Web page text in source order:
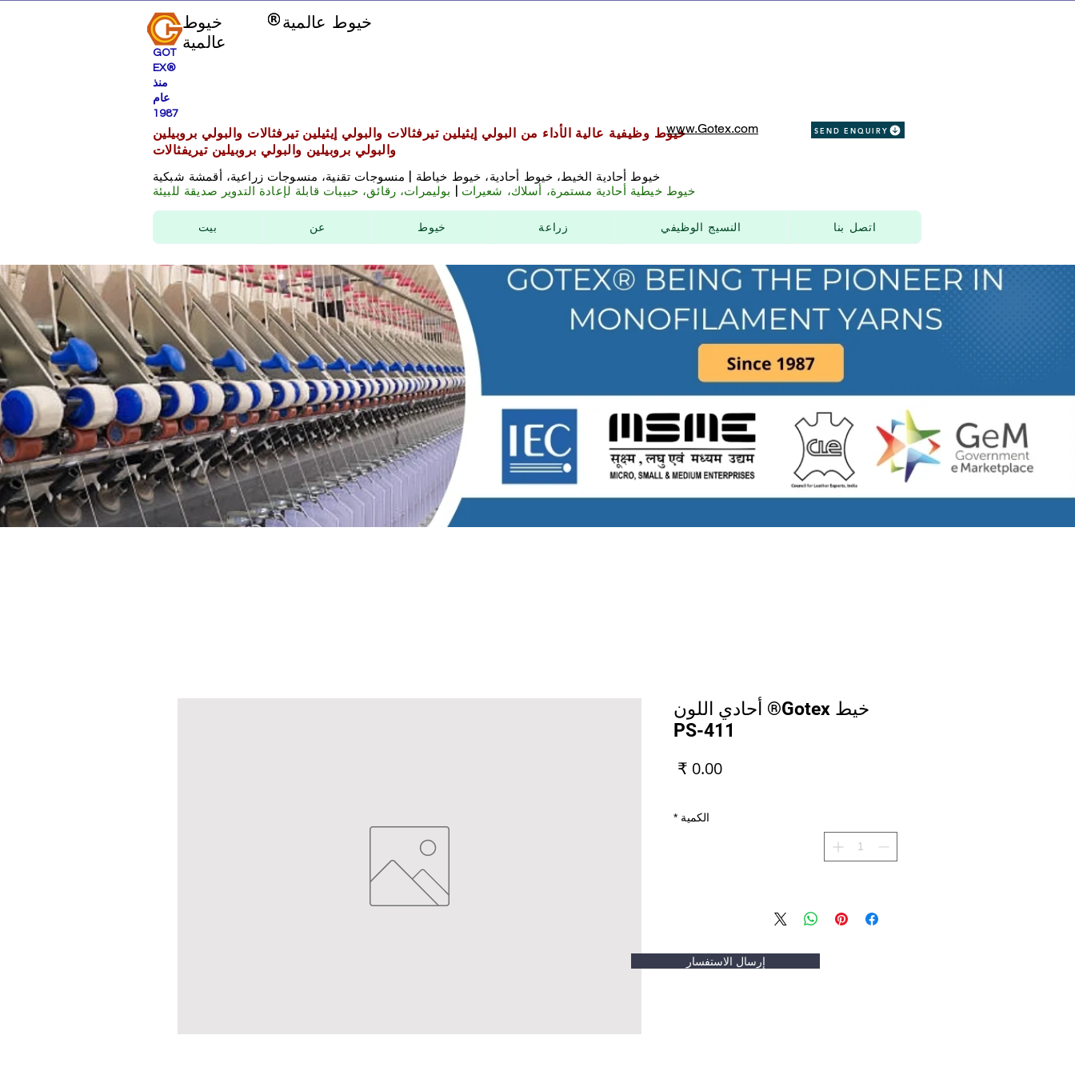
GOT
EX®
منذ
عام
1987
خيوط
عالمية
خيوط وظيفية عالية الأداء من البولي إيثيلين تيرفثالات والبولي إيثيلين تيرفثالات والبولي بروبيلين
والبولي بروبيلين والبولي بروبيلين تيريفثالات
خيوط أحادية الخيط، خيوط أحادية، خيوط خياطة | منسوجات تقنية، منسوجات زراعية، أقمشة شبكية
خيوط خيطية أحادية مستمرة، أسلاك، شعيرات
بوليمرات، رقائق، حبيبات قابلة لإعادة التدوير صديقة للبيئة
SEND ENQUIRY
www.Gotex.com
خيوط عالمية
بيت عن خيوط زراعة النسيج الوظيفي اتصل بنا
خيط Gotex® أحادي اللون
PS-411
الكمية *
إرسال الاستفسار